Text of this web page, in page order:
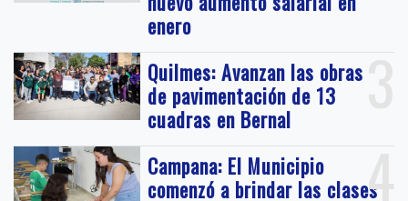
enero
3
Quilmes: Avanzan las obras
de pavimentación de 13
cuadras en Bernal
4
Campana: El Municipio
comenzó a brindar las clases